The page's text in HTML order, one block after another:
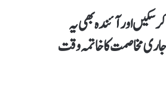
اور آئندہ بھی یہ
مخاصمت کا خاتمہ وقت